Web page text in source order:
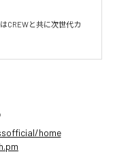
CREWと共に次世代カ
home